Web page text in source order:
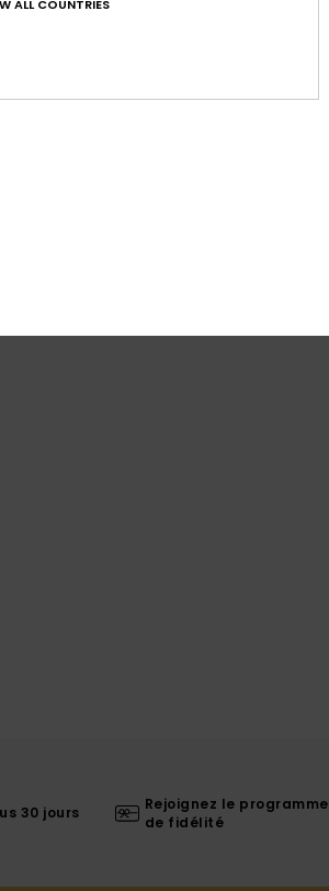
30 jours
Rejoignez le programme
de fidélité
ALL COUNTRIES